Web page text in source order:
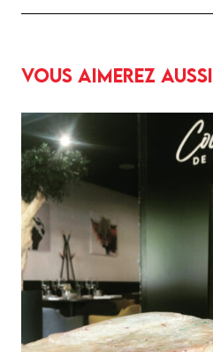
Vous aimerez aussi